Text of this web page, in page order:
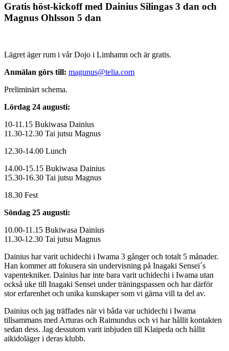
Gratis höst-kickoff med Dainius Silingas 3 dan och
Magnus Ohlsson 5 dan
Lägret äger rum i vår Dojo i Limhamn och är gratis.
Anmälan görs till: magunus@telia.com
Preliminärt schema.
Lördag 24 augusti:
10-11.15 Bukiwasa Dainius
11.30-12.30 Tai jutsu Magnus
12.30-14.00 Lunch
14.00-15.15 Bukiwasa Dainius
15.30-16.30 Tai jutsu Magnus
18.30 Fest
Söndag 25 augusti:
10.00-11.15 Bukiwasa Dainius
11.30-12.30 Tai jutsu Magnus
Dainius har varit uchidechi i Iwama 3 gånger och totalt 5 månader.
Han kommer att fokusera sin undervisning på Inagaki Sensei´s
vapentekniker. Dainius har inte bara varit uchidechi i Iwama utan
också uke till Inagaki Sensei under träningspassen och har därför
stor erfarenhet och unika kunskaper som vi gärna vill ta del av.
Dainius och jag träffades när vi båda var uchidechi i Iwama
tillsammans med Arturas och Raimundus och vi har hållit kontakten
sedan dess. Jag dessutom varit inbjuden till Klaipeda och hållit
aikidoläger i deras klubb.